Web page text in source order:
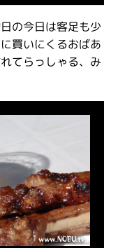
の今日は客足も少
買いにくるおばあ
てらっしゃる、み